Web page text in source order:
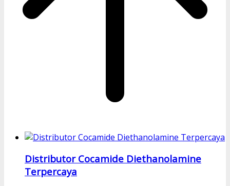
Distributor Cocamide Diethanolamine
Terpercaya